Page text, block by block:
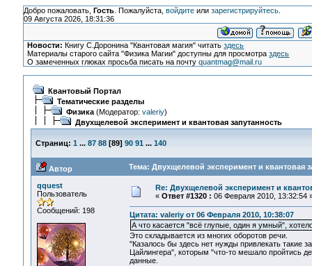
Добро пожаловать, Гость. Пожалуйста, войдитеили зарегистрируйтесь.
09 Августа 2026, 18:31:36
Новости: Книгу С.Доронина "Квантовая магия" читатьздесь
Материалы старого сайта "Физика Магии" доступны для просмотраздесь
О замеченных глюках просьба писать на почтуquantmag@mail.ru
Квантовый Портал
Тематические разделы
Физика(Модератор: valeriy)
Двухщелевой эксперимент и квантовая запутанность
Страниц: 1 ... 87 88[89] 90 91 ... 140
Автор Тема: Двухщелевой эксперимент и квантовая
qquest
Пользователь
Сообщений: 198
Re: Двухщелевой эксперимент и
« Ответ #1320 : 06 Февраля 2010, 13:32:54
Цитата: valeriy от 06 Февраля 2010, 10:38:07
А что касается "всё глупые, один я умный",
Это складывается из многих оборотов речи.
"Казалось бы здесь нет нужды привлекать
Цайлингера", которым "что-то мешало пройтись
данные.